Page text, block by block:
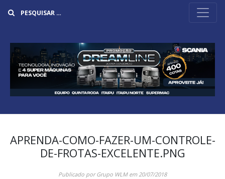
APRENDA-COMO-FAZER-UM-CONTROLE-
DE-FROTAS-EXCELENTE.PNG
Publicado porGrupo WLMem20/07/2018